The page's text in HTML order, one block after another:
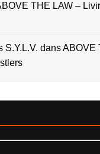
THE LAW –
S.Y.L.V. dansABOVE